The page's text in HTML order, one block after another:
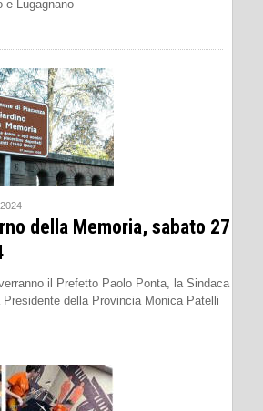
e Lugagnano
della Memoria, sabato 27
il Prefetto Paolo Ponta, la Sindaca
Presidente della Provincia Monica Patelli